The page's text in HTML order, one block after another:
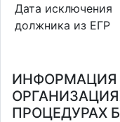
Дата исключения
должника из ЕГР
ИНФОРМАЦИЯ
ПРОЦЕДУРАХ